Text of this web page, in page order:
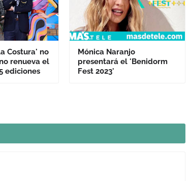
Costura' no
renueva el
ediciones
Mónica Naranjo
presentará el 'Benidorm
Fest 2023'